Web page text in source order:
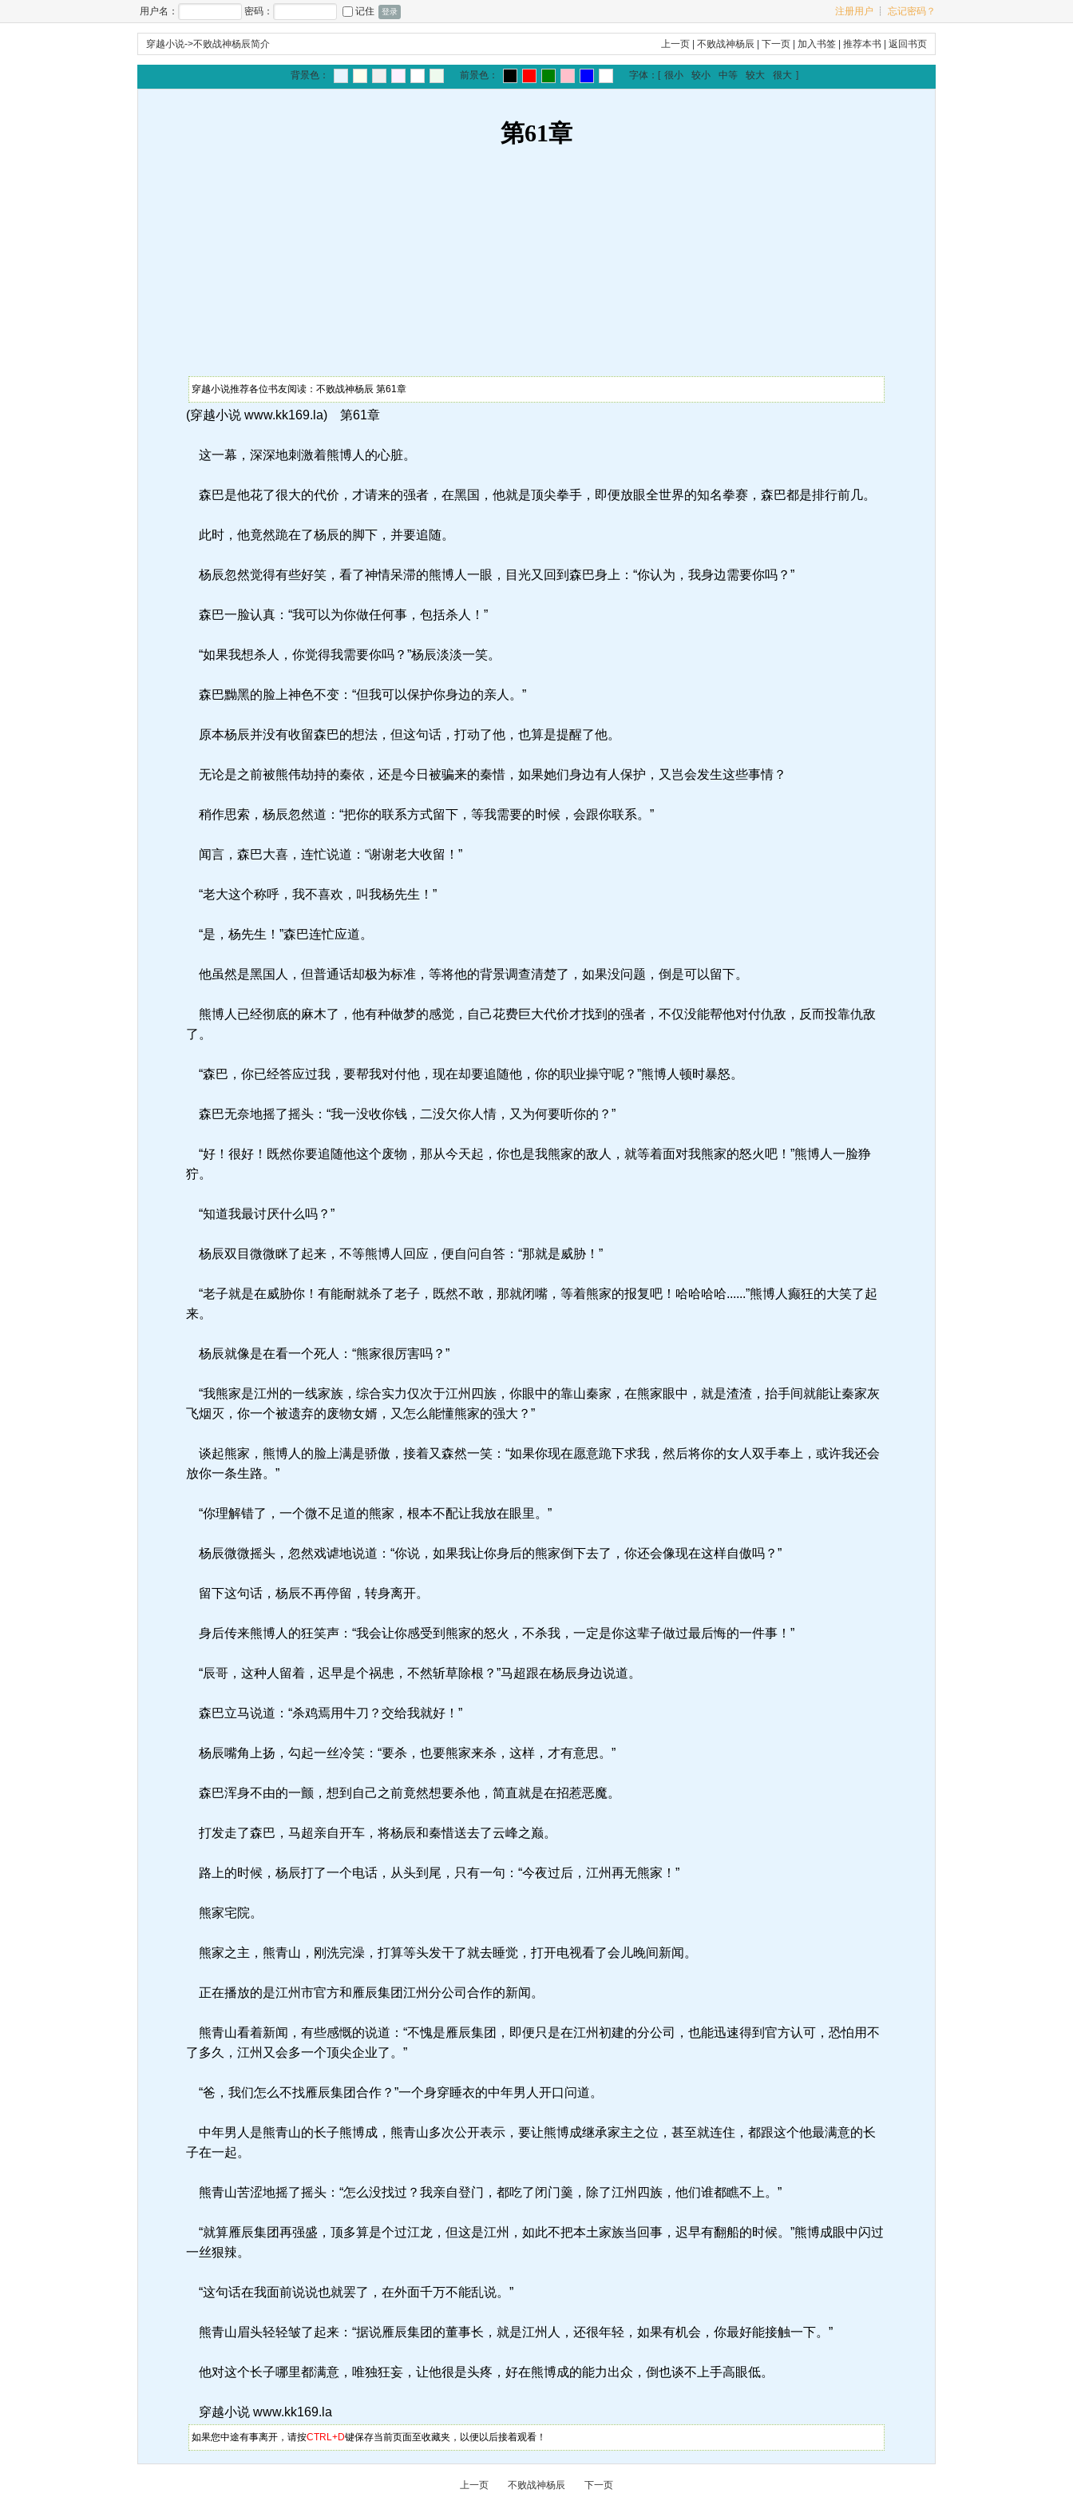
用户名： 密码： 记住 注册用户 ┊ 忘记密码？
穿越小说->不败战神杨辰简介 上一页 |不败战神杨辰 |下一页 |加入书签 |推荐本书 |返回书页
背景色： 前景色： 字体： [ 很小 较小 中等 较大 很大 ]
第61章
穿越小说推荐各位书友阅读：不败战神杨辰 第61章
(穿越小说 www.kk169.la) 第61章
这一幕，深深地刺激着熊博人的心脏。
森巴是他花了很大的代价，才请来的强者，在黑国，他就是顶尖拳手，即便放眼全世界的知名拳赛，森巴都是排行前几。
此时，他竟然跪在了杨辰的脚下，并要追随。
杨辰忽然觉得有些好笑，看了神情呆滞的熊博人一眼，目光又回到森巴身上：“你认为，我身边需要你吗？”
森巴一脸认真：“我可以为你做任何事，包括杀人！”
“如果我想杀人，你觉得我需要你吗？”杨辰淡淡一笑。
森巴黝黑的脸上神色不变：“但我可以保护你身边的亲人。”
原本杨辰并没有收留森巴的想法，但这句话，打动了他，也算是提醒了他。
无论是之前被熊伟劫持的秦依，还是今日被骗来的秦惜，如果她们身边有人保护，又岂会发生这些事情？
稍作思索，杨辰忽然道：“把你的联系方式留下，等我需要的时候，会跟你联系。”
闻言，森巴大喜，连忙说道：“谢谢老大收留！”
“老大这个称呼，我不喜欢，叫我杨先生！”
“是，杨先生！”森巴连忙应道。
他虽然是黑国人，但普通话却极为标准，等将他的背景调查清楚了，如果没问题，倒是可以留下。
熊博人已经彻底的麻木了，他有种做梦的感觉，自己花费巨大代价才找到的强者，不仅没能帮他对付仇敌，反而投靠仇敌
了。
“森巴，你已经答应过我，要帮我对付他，现在却要追随他，你的职业操守呢？”熊博人顿时暴怒。
森巴无奈地摇了摇头：“我一没收你钱，二没欠你人情，又为何要听你的？”
“好！很好！既然你要追随他这个废物，那从今天起，你也是我熊家的敌人，就等着面对我熊家的怒火吧！”熊博人一脸狰
狞。
“知道我最讨厌什么吗？”
杨辰双目微微眯了起来，不等熊博人回应，便自问自答：“那就是威胁！”
“老子就是在威胁你！有能耐就杀了老子，既然不敢，那就闭嘴，等着熊家的报复吧！哈哈哈哈......”熊博人癫狂的大笑了起
来。
杨辰就像是在看一个死人：“熊家很厉害吗？”
“我熊家是江州的一线家族，综合实力仅次于江州四族，你眼中的靠山秦家，在熊家眼中，就是渣渣，抬手间就能让秦家灰
飞烟灭，你一个被遗弃的废物女婿，又怎么能懂熊家的强大？”
谈起熊家，熊博人的脸上满是骄傲，接着又森然一笑：“如果你现在愿意跪下求我，然后将你的女人双手奉上，或许我还会
放你一条生路。”
“你理解错了，一个微不足道的熊家，根本不配让我放在眼里。”
杨辰微微摇头，忽然戏谑地说道：“你说，如果我让你身后的熊家倒下去了，你还会像现在这样自傲吗？”
留下这句话，杨辰不再停留，转身离开。
身后传来熊博人的狂笑声：“我会让你感受到熊家的怒火，不杀我，一定是你这辈子做过最后悔的一件事！”
“辰哥，这种人留着，迟早是个祸患，不然斩草除根？”马超跟在杨辰身边说道。
森巴立马说道：“杀鸡焉用牛刀？交给我就好！”
杨辰嘴角上扬，勾起一丝冷笑：“要杀，也要熊家来杀，这样，才有意思。”
森巴浑身不由的一颤，想到自己之前竟然想要杀他，简直就是在招惹恶魔。
打发走了森巴，马超亲自开车，将杨辰和秦惜送去了云峰之巅。
路上的时候，杨辰打了一个电话，从头到尾，只有一句：“今夜过后，江州再无熊家！”
熊家宅院。
熊家之主，熊青山，刚洗完澡，打算等头发干了就去睡觉，打开电视看了会儿晚间新闻。
正在播放的是江州市官方和雁辰集团江州分公司合作的新闻。
熊青山看着新闻，有些感慨的说道：“不愧是雁辰集团，即便只是在江州初建的分公司，也能迅速得到官方认可，恐怕用不
了多久，江州又会多一个顶尖企业了。”
“爸，我们怎么不找雁辰集团合作？”一个身穿睡衣的中年男人开口问道。
中年男人是熊青山的长子熊博成，熊青山多次公开表示，要让熊博成继承家主之位，甚至就连住，都跟这个他最满意的长
子在一起。
熊青山苦涩地摇了摇头：“怎么没找过？我亲自登门，都吃了闭门羹，除了江州四族，他们谁都瞧不上。”
“就算雁辰集团再强盛，顶多算是个过江龙，但这是江州，如此不把本土家族当回事，迟早有翻船的时候。”熊博成眼中闪过
一丝狠辣。
“这句话在我面前说说也就罢了，在外面千万不能乱说。”
熊青山眉头轻轻皱了起来：“据说雁辰集团的董事长，就是江州人，还很年轻，如果有机会，你最好能接触一下。”
他对这个长子哪里都满意，唯独狂妄，让他很是头疼，好在熊博成的能力出众，倒也谈不上手高眼低。
穿越小说 www.kk169.la
如果您中途有事离开，请按CTRL+D键保存当前页面至收藏夹，以便以后接着观看！
上一页 不败战神杨辰 下一页